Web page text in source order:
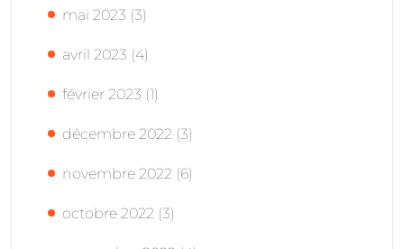
mai 2023 (3)
avril 2023 (4)
février 2023 (1)
décembre 2022 (3)
novembre 2022 (6)
octobre 2022 (3)